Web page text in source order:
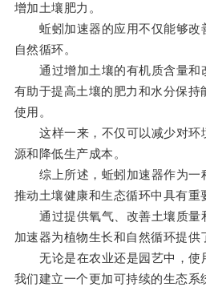
增加土壤肥力。
蚯蚓加速器的应用不仅能够改
自然循环。
通过增加土壤的有机质含量和
有助于提高土壤的肥力和水分保持
使用。
这样一来，不仅可以减少对环
源和降低生产成本。
综上所述，蚯蚓加速器作为一
推动土壤健康和生态循环中具有重
通过提供氧气、改善土壤质量
加速器为植物生长和自然循环提供
无论是在农业还是园艺中，使
我们建立一个更加可持续的生态系